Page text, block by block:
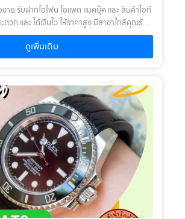
าย รับฝากไอโฟน ไอแพด แมคบุ๊ค และ สินค้าไอที
ดวก และ ได้เงินไว ให้ราคาสูง มีสาขาใกล้คุณรับ
โดย รับซื้อขายไอโฟน.com บริการรับซื้อขาย รับ
ค่าทุกชนิด ไม่ว่าจะเป็น ไอโฟน ไอแพด แมคบุ๊ค
เนม กระเป๋า นาฬิกา ทีวี จักรยาน เครื่องประดับ
ะสงค์ของท่าน : ว่าต้องการนำสินค้าชนิดใดมา
ะ ประเมินราคาสินค้าในเบื้องต้น2. กำหนดสถาน
เตรียมเอกสาร สำเนาบัตรประชาชน เซ็นรับรอง
นเจ้าของสินค้า3. ตรวจสอบสภาพ ตีราคา และ รับ
อนชำระตั้งแต่ 60 วันขึ้นไป และสูงสุด 60 เดือน
15% ตามที่กฏหมายกำหนด เงิน 1,000 บาท จะ
นโอนเงินค่าบริการทุก 20 วัน (นับจากวันที่
ยร้อยละ 15 ต่อปี โดยอัตราดอกเบี้ยค่าปรับ ค่า
ใดๆ เมื่อรวมกันแล้วสูงสุดไม่เกิน 28% ต่อปี
จำนำ ต้องเป็นเจ้าของสินค้า : ผู้นำสินค้ามาจำนำ
ยเราจะไม่รับจำนำ เครื่องเช่า เครื่องยืม หรือ
ดูเพิ่มเติม